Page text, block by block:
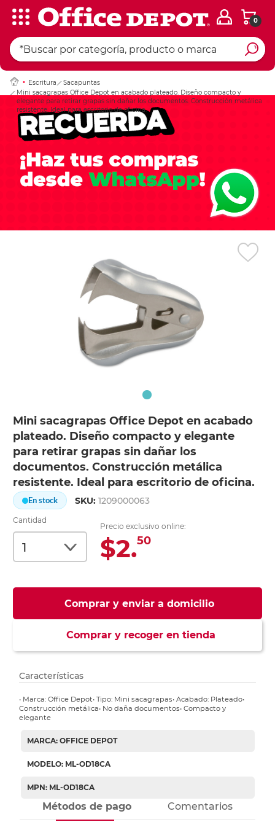
0
Escritura
Sacapuntas
Mini sacagrapas Office Depot en acabado plateado. Diseño compacto y
elegante para retirar grapas sin dañar los documentos. Construcción metálica
resistente. Ideal para escritorio de oficina.
Mini sacagrapas Office Depot en acabado
plateado. Diseño compacto y elegante
para retirar grapas sin dañar los
documentos. Construcción metálica
resistente. Ideal para escritorio de oficina.
En stock SKU:1209000063
Cantidad
Precio exclusivo online:
$2.50
Comprar y enviar a domicilio
Comprar y recoger en tienda
Ingresar Codigo
Características
• Marca: Office Depot• Tipo: Mini sacagrapas• Acabado: Plateado•
Construcción metálica• No daña documentos• Compacto y
elegante
MARCA: OFFICE DEPOT
MODELO: ML-OD18CA
MPN: ML-OD18CA
Métodos de pago Comentarios